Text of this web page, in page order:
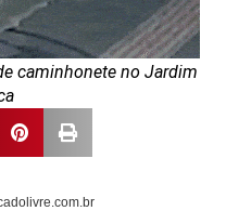
caminhonete no Jardim